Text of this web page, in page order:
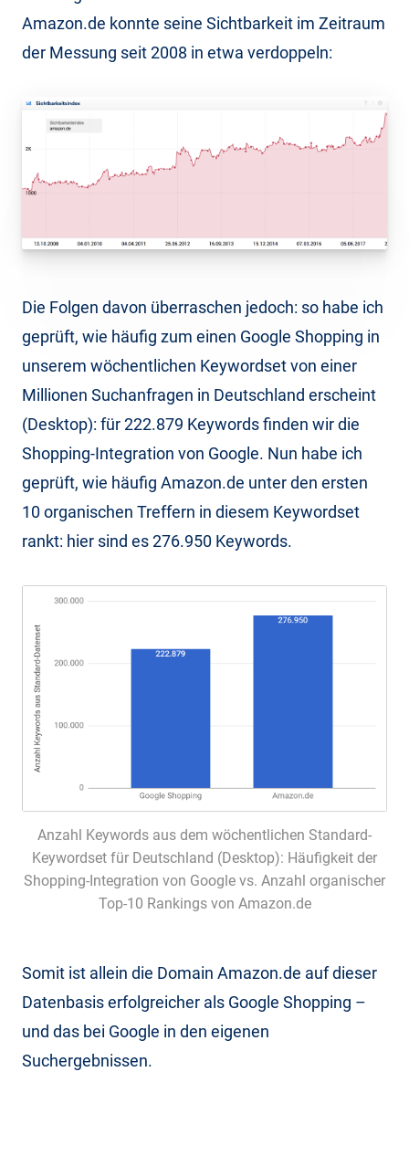
Amazon.de konnte seine Sichtbarkeit im Zeitraum
der Messung seit 2008 in etwa verdoppeln:
Die Folgen davon überraschen jedoch: so habe ich
geprüft, wie häufig zum einen Google Shopping in
unserem wöchentlichen Keywordset von einer
Millionen Suchanfragen in Deutschland erscheint
(Desktop): für 222.879 Keywords finden wir die
Shopping-Integration von Google. Nun habe ich
geprüft, wie häufig Amazon.de unter den ersten
10 organischen Treffern in diesem Keywordset
rankt: hier sind es 276.950 Keywords.
Anzahl Keywords aus dem wöchentlichen Standard-
Keywordset für Deutschland (Desktop): Häufigkeit der
Shopping-Integration von Google vs. Anzahl organischer
Top-10 Rankings von Amazon.de
Somit ist allein die Domain Amazon.de auf dieser
Datenbasis erfolgreicher als Google Shopping –
und das bei Google in den eigenen
Suchergebnissen.